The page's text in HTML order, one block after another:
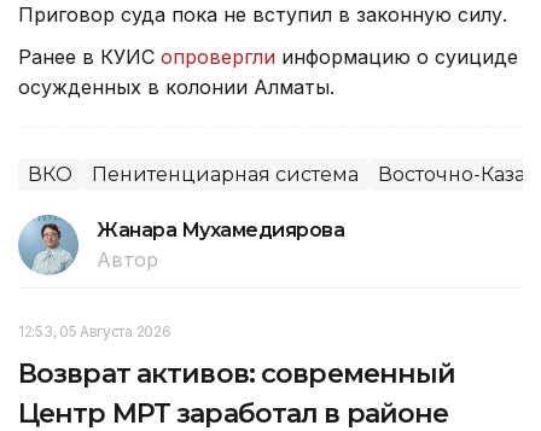
Приговор суда пока не вступил в законную силу.
Ранее в КУИС опровергли информацию о суициде
осужденных в колонии Алматы.
ВКО Пенитенциарная система Восточно-
Жанара Мухамедиярова
Автор
12:53, 05 Августа 2026
Возврат активов: современный
Центр МРТ заработал в районе